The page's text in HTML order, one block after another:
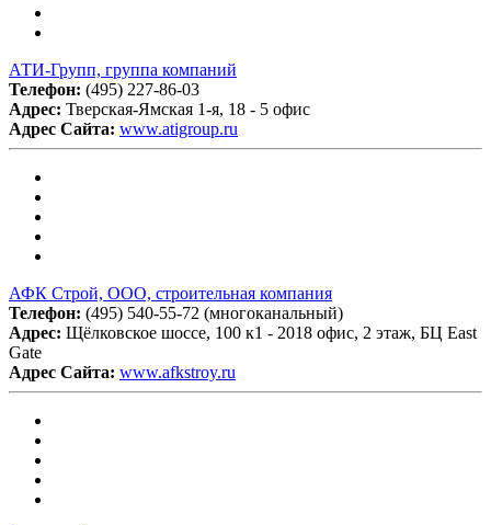
АТИ-Групп, группа компаний
Телефон: (495) 227-86-03
Адрес: Тверская-Ямская 1-я, 18 - 5 офис
Адрес Сайта: www.atigroup.ru
АФК Строй, ООО, строительная компания
Телефон: (495) 540-55-72 (многоканальный)
Адрес: Щёлковское шоссе, 100 к1 - 2018 офис, 2 этаж, БЦ East
Gate
Адрес Сайта: www.afkstroy.ru